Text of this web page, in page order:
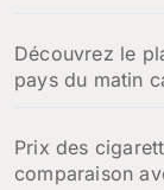
Découvrez le
pays du matin
Prix des
comparaison